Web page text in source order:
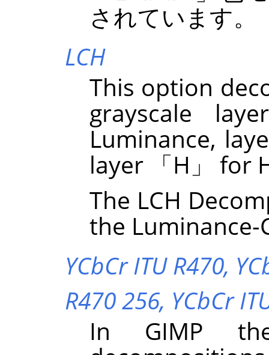
されています。
LCH
This option
grayscale
Luminance,
layer
「H 」
for
The LCH
the
YCbCr ITU R470,
R470 256, YCbCr
In GIMP